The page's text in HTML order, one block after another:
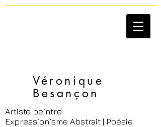
Véronique
Besançon​
Artiste peintre
Expressionisme Abstrait | Poésie